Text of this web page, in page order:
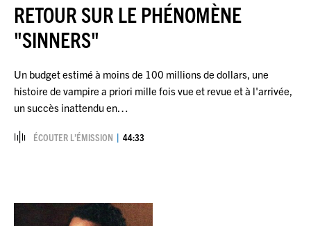
RETOUR SUR LE PHÉNOMÈNE
"SINNERS"
Un budget estimé à moins de 100 millions de dollars, une
histoire de vampire a priori mille fois vue et revue et à l'arrivée,
un succès inattendu en…
ÉCOUTER L’ÉMISSION 44:33